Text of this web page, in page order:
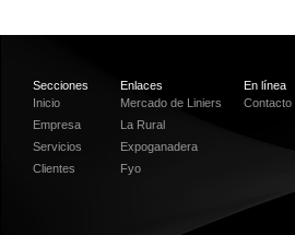
Secciones
Inicio
Empresa
Servicios
Clientes
Enlaces
Mercado de Liniers
La Rural
Expoganadera
Fyo
En línea
Contacto